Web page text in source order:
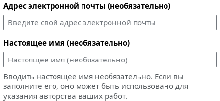
Адрес электронной почты (необязательно)
Настоящее имя (необязательно)
Вводить настоящее имя необязательно. Если вы
заполните его, оно может быть использовано для
указания авторства ваших работ.